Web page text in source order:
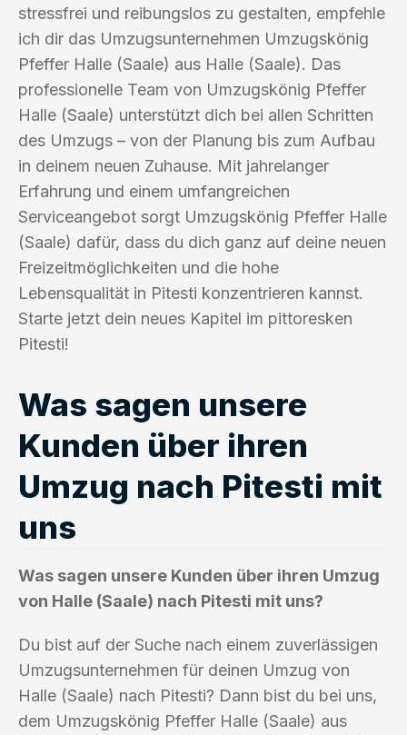
stressfrei und reibungslos zu gestalten, empfehle
ich dir das Umzugsunternehmen Umzugskönig
Pfeffer Halle (Saale) aus Halle (Saale). Das
professionelle Team von Umzugskönig Pfeffer
Halle (Saale) unterstützt dich bei allen Schritten
des Umzugs – von der Planung bis zum Aufbau
in deinem neuen Zuhause. Mit jahrelanger
Erfahrung und einem umfangreichen
Serviceangebot sorgt Umzugskönig Pfeffer Halle
(Saale) dafür, dass du dich ganz auf deine neuen
Freizeitmöglichkeiten und die hohe
Lebensqualität in Pitesti konzentrieren kannst.
Starte jetzt dein neues Kapitel im pittoresken
Pitesti!
Was sagen unsere
Kunden über ihren
Umzug nach Pitesti mit
uns
Was sagen unsere Kunden über ihren Umzug
von Halle (Saale) nach Pitesti mit uns?
Du bist auf der Suche nach einem zuverlässigen
Umzugsunternehmen für deinen Umzug von
Halle (Saale) nach Pitesti? Dann bist du bei uns,
dem Umzugskönig Pfeffer Halle (Saale) aus